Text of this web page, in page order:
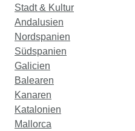
Stadt & Kultur
Andalusien
Nordspanien
Südspanien
Galicien
Balearen
Kanaren
Katalonien
Mallorca